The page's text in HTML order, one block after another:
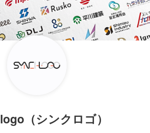
（シンクロゴ）